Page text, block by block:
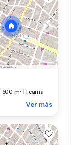
600 m² 1 cama
Ver más